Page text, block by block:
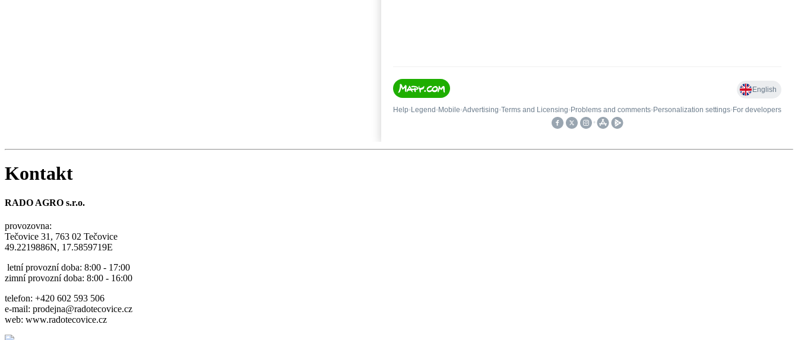
Kontakt
RADO AGRO s.r.o.
provozovna:
Tečovice 31, 763 02 Tečovice
49.2219886N, 17.5859719E
letní provozní doba: 8:00 - 17:00
zimní provozní doba: 8:00 - 16:00
telefon: +420 602 593 506
e-mail: prodejna@radotecovice.cz
web: www.radotecovice.cz